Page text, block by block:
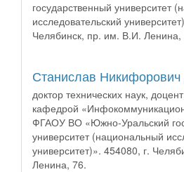
государственный университет
исследовательский
Челябинск, пр. им. В.И. Ленина,
Станислав
доктор технических наук,
кафедрой
ФГАОУ ВО «Южно-Уральский
университет (национальный
университет)». 454080, г.
Ленина, 76.